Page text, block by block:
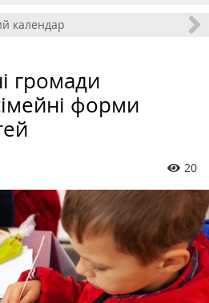
календар
громади
форми
20